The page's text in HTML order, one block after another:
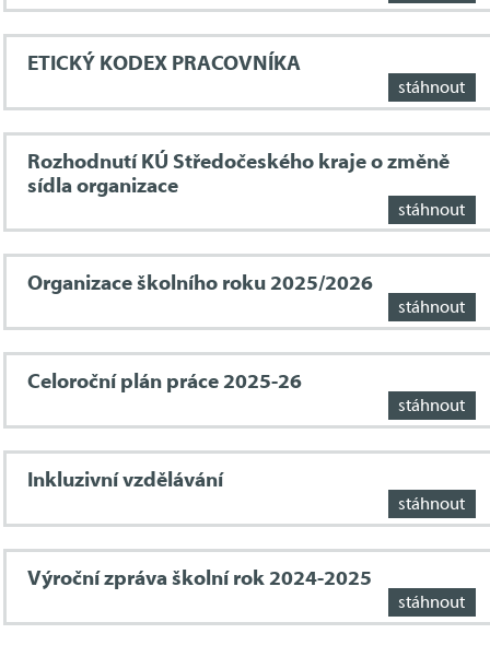
stáhnout
ETICKÝ KODEX PRACOVNÍKA
stáhnout
Rozhodnutí KÚ Středočeského kraje o změně
sídla organizace
stáhnout
Organizace školního roku 2025/2026
stáhnout
Celoroční plán práce 2025-26
stáhnout
Inkluzivní vzdělávání
stáhnout
Výroční zpráva školní rok 2024-2025